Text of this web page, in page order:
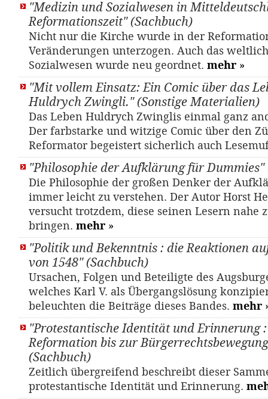
"Medizin und Sozialwesen in
Reformationszeit" (Sachbuch)
Nicht nur die Kirche wurde in der
Veränderungen unterzogen. Auch das
Sozialwesen wurde neu geordnet. mehr »
"Mit vollem Einsatz: Ein Comic über das
Huldrych Zwingli." (Sonstige Materialien)
Das Leben Huldrych Zwinglis einmal ganz
Der farbstarke und witzige Comic über den
Reformator begeistert sicherlich auch
"Philosophie der Aufklärung für Dummies"
Die Philosophie der großen Denker der
immer leicht zu verstehen. Der Autor Horst
versucht trotzdem, diese seinen Lesern nahe
bringen. mehr »
"Politik und Bekenntnis : die Reaktionen
von 1548" (Sachbuch)
Ursachen, Folgen und Beteiligte des
welches Karl V. als Übergangslösung
beleuchten die Beiträge dieses Bandes. mehr
"Protestantische Identität und Erinnerung
Reformation bis zur
(Sachbuch)
Zeitlich übergreifend beschreibt dieser
protestantische Identität und Erinnerung.